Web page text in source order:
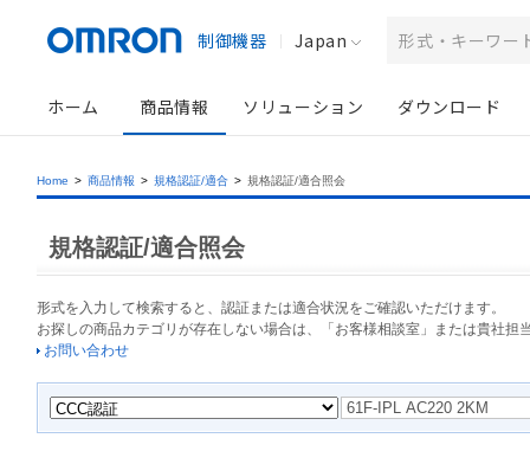
制御機器 Japan
ホーム 商品情報 ソリューション ダウンロード
Home > 商品情報 > 規格認証/適合 > 規格認証/適合照会
規格認証/適合照会
形式を入力して検索すると、認証または適合状況をご確認いただけます。
お探しの商品カテゴリが存在しない場合は、「お客様相談室」または貴社担
お問い合わせ